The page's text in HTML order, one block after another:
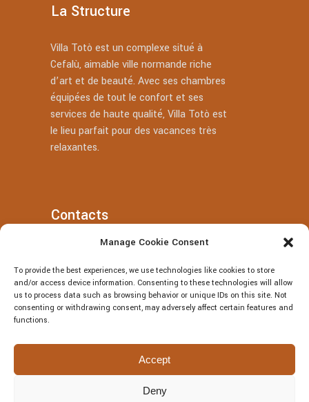
Manage Cookie Consent
To provide the best experiences, we use technologies like cookies to store
and/or access device information. Consenting to these technologies will allow
us to process data such as browsing behavior or unique IDs on this site. Not
consenting or withdrawing consent, may adversely affect certain features and
functions.
Accept
Deny
La Structure
Villa Totò est un complexe situé à
Cefalù, aimable ville normande riche
d’art et de beauté. Avec ses chambres
équipées de tout le confort et ses
services de haute qualité, Villa Totò est
le lieu parfait pour des vacances très
relaxantes.
Contacts
+39 377 318 3700
villatotocefalu@gmail.com
Via Vitaliano Brancati, 50, Cefalù
© Villa Totò P.Iva: 06614230826 – CIR: